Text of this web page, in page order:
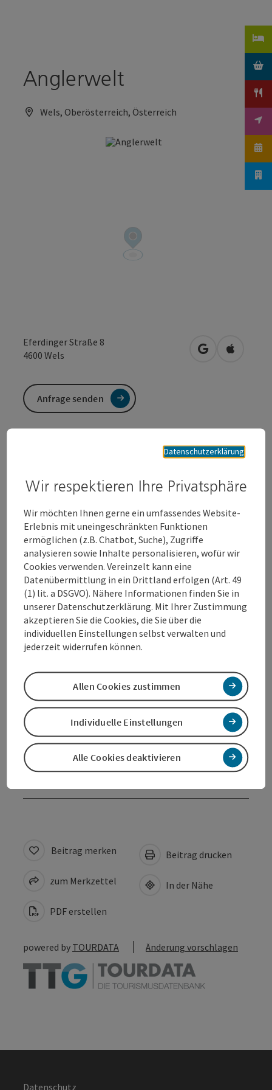
Anglerwelt
Wels, Oberösterreich, Österreich
Eferdinger Straße 8
4600 Wels in Googlein Apple
Wir zählen zu den größten und modernsten
das neuste Equipment aus der modernen Angelszene.
Kontakt
Öffnungszeiten
Preise
Eignung
Anfrage senden
Beitrag merken
zum Merkzettel
PDF erstellen
Beitrag drucken
In der Nähe
powered by TOURDATA Änderung vorschlagen
Datenschutz
Datenschutzerklärung
Wir respektieren Ihre Privatsphäre
Wir möchten Ihnen gerne ein umfassendes Website-
Erlebnis mit uneingeschränkten Funktionen
ermöglichen (z.B. Chatbot, Suche), Zugriffe
analysieren sowie Inhalte personalisieren, wofür wir
Cookies verwenden. Vereinzelt kann eine
Datenübermittlung in ein Drittland erfolgen (Art. 49
(1) lit. a DSGVO). Nähere Informationen finden Sie in
unserer Datenschutzerklärung. Mit Ihrer Zustimmung
akzeptieren Sie die Cookies, die Sie über die
individuellen Einstellungen selbst verwalten und
jederzeit widerrufen können.
Alle Cookies deaktivieren
Individuelle Einstellungen
Allen Cookies zustimmen